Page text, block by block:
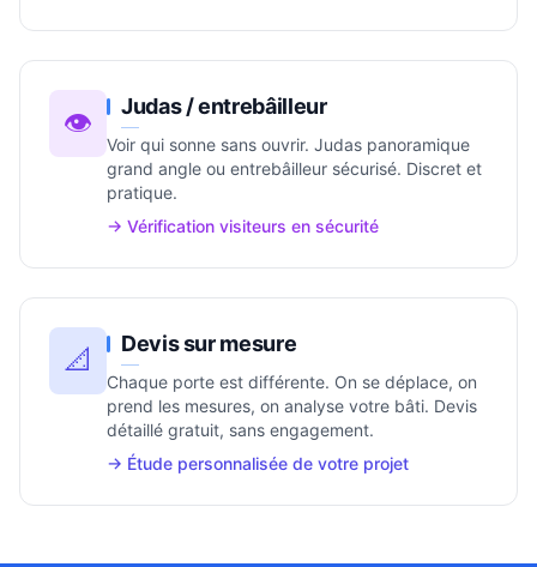
👁️ Judas / entrebâilleur
Voir qui sonne sans ouvrir. Judas panoramique
grand angle ou entrebâilleur sécurisé. Discret et
pratique.
→ Vérification visiteurs en sécurité
📐 Devis sur mesure
Chaque porte est différente. On se déplace, on
prend les mesures, on analyse votre bâti. Devis
détaillé gratuit, sans engagement.
→ Étude personnalisée de votre projet